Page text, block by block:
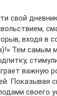
свой
входя в
Тем самым
важную
Показывая
своего